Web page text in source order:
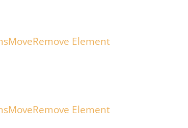
MoveRemove Element
MoveRemove Element